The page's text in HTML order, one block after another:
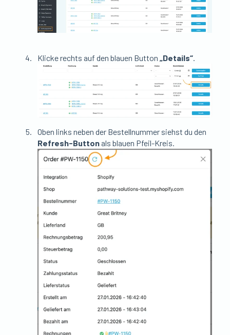
Klicke rechts auf den blauen Button „Details“.
Oben links neben der Bestellnummer siehst du den
Refresh-Button als blauen Pfeil-Kreis.